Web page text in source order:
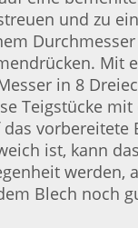
und zu
Mit
in 8
Teigstücke
vorbereitete
ist, kann
werden,
Blech noch